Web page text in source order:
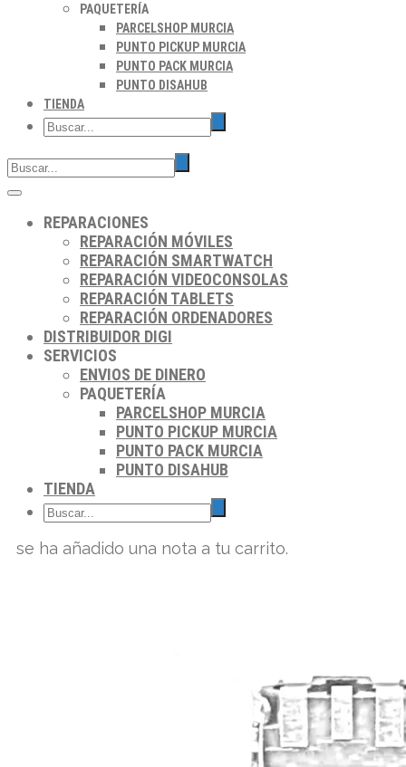
PAQUETERÍA
PARCELSHOP MURCIA
PUNTO PICKUP MURCIA
PUNTO PACK MURCIA
PUNTO DISAHUB
TIENDA
REPARACIONES
REPARACIÓN MÓVILES
REPARACIÓN SMARTWATCH
REPARACIÓN VIDEOCONSOLAS
REPARACIÓN TABLETS
REPARACIÓN ORDENADORES
DISTRIBUIDOR DIGI
SERVICIOS
ENVIOS DE DINERO
PAQUETERÍA
PARCELSHOP MURCIA
PUNTO PICKUP MURCIA
PUNTO PACK MURCIA
PUNTO DISAHUB
TIENDA
se ha añadido una nota a tu carrito.